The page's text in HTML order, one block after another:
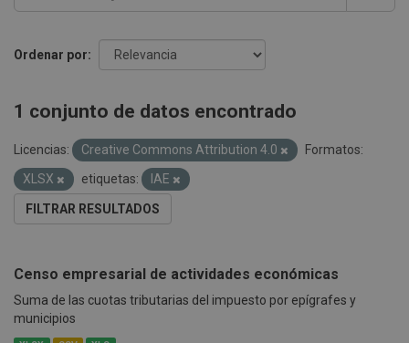
Ordenar por
1 conjunto de datos encontrado
Licencias: Creative Commons Attribution 4.0
Formatos:
XLSX
etiquetas: IAE
FILTRAR RESULTADOS
Censo empresarial de actividades económicas
Suma de las cuotas tributarias del impuesto por epígrafes y
municipios